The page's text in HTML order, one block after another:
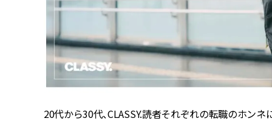
20代から30代、CLASSY.読者それぞれの転職のホン